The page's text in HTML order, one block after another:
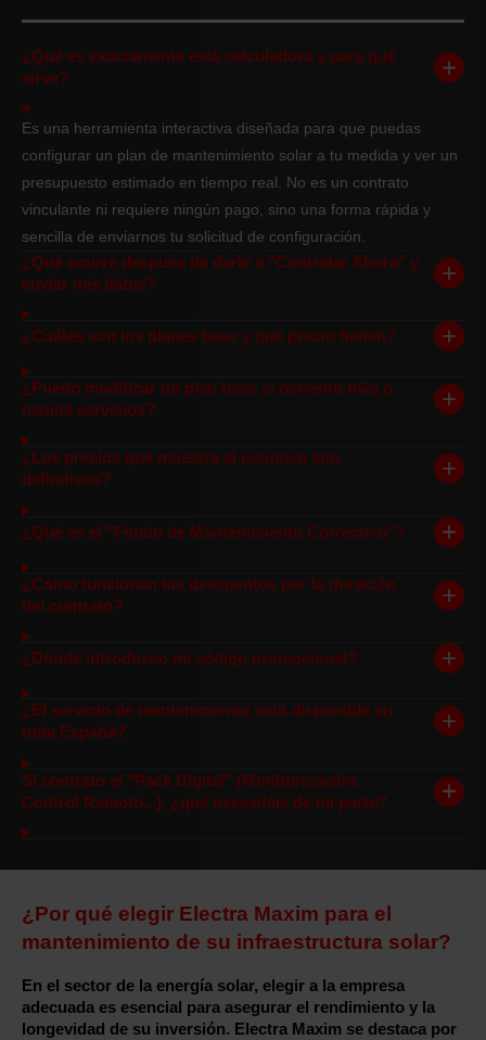
¿Qué es exactamente esta calculadora y para qué
sirve?
Es una herramienta interactiva diseñada para que puedas
configurar un plan de mantenimiento solar a tu medida y ver un
presupuesto estimado en tiempo real. No es un contrato
vinculante ni requiere ningún pago, sino una forma rápida y
sencilla de enviarnos tu solicitud de configuración.
¿Qué ocurre después de darle a "Contratar Ahora" y
enviar mis datos?
¿Cuáles son los planes base y qué precio tienen?
¿Puedo modificar un plan base si necesito más o
menos servicios?
¿Los precios que muestra el resumen son
definitivos?
¿Qué es el "Fondo de Mantenimiento Correctivo"?
¿Cómo funcionan los descuentos por la duración
del contrato?
¿Dónde introduzco mi código promocional?
¿El servicio de mantenimiento está disponible en
toda España?
Si contrato el "Pack Digital" (Monitorización,
Control Remoto...), ¿qué necesitáis de mi parte?
¿Por qué elegir Electra Maxim para el
mantenimiento de su infraestructura solar?
En el sector de la energía solar, elegir a la empresa
adecuada es esencial para asegurar el rendimiento y la
longevidad de su inversión. Electra Maxim se destaca por